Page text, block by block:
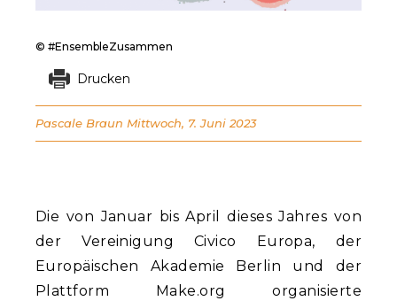
Die von Januar bis April dieses Jahres von
der Vereinigung Civico Europa, der
Europäischen Akademie Berlin und der
Plattform Make.org organisierte
© #EnsembleZusammen
Drucken
Pascale Braun Mittwoch, 7. Juni 2023